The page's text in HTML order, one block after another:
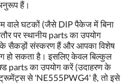
हैं।
वाले घटकों (जैसे DIP पैकेज में बिना
पर स्थानीय parts का उपयोग
के सैकड़ों संस्करण हैं और आपका विशेष
हो सकता है। इसलिए केवल बिल्कुल
parts का उपयोग करें (उदाहरण के
से 'NE555PWG4' है, तो इसे